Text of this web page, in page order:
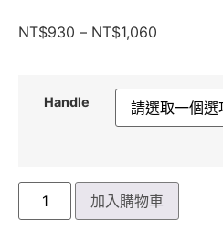
NT$930 – NT$1,060
Handle
加入購物車